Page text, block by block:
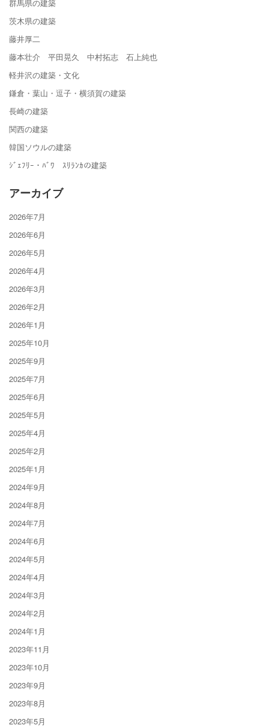
群馬県の建築
茨木県の建築
藤井厚二
藤本壮介 平田晃久 中村拓志 石上純也
軽井沢の建築・文化
鎌倉・葉山・逗子・横須賀の建築
長崎の建築
関西の建築
韓国ソウルの建築
ｼﾞｪﾌﾘｰ・ﾊﾞﾜ ｽﾘﾗﾝｶの建築
アーカイブ
2026年7月
2026年6月
2026年5月
2026年4月
2026年3月
2026年2月
2026年1月
2025年10月
2025年9月
2025年7月
2025年6月
2025年5月
2025年4月
2025年2月
2025年1月
2024年9月
2024年8月
2024年7月
2024年6月
2024年5月
2024年4月
2024年3月
2024年2月
2024年1月
2023年11月
2023年10月
2023年9月
2023年8月
2023年5月